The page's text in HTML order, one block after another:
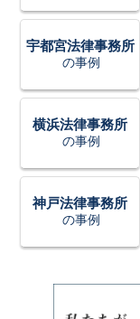
宇都宮法律事務所
の事例
横浜法律事務所
の事例
神戸法律事務所
の事例